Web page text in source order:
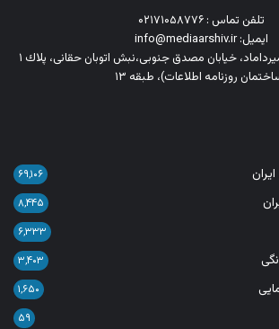
تلفن تماس : ۰۲۱۷۱۰۵۸۷۷۶
ایمیل: info@mediaarshiv.ir
آدرس: تهران - خیابان میرداماد، خیابان مصدق جنوبی،نبش اتوبان حقانی، پلاك ١
روزنامه اطلاعات)، طبقه ۱۳
۶۹,۱۰۶
۸,۴۴۵
۶,۳۳۳
۳,۴۰۳
۱,۶۵۰
۵۹